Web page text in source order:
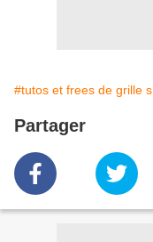
#tutos et frees de grille s
Partager